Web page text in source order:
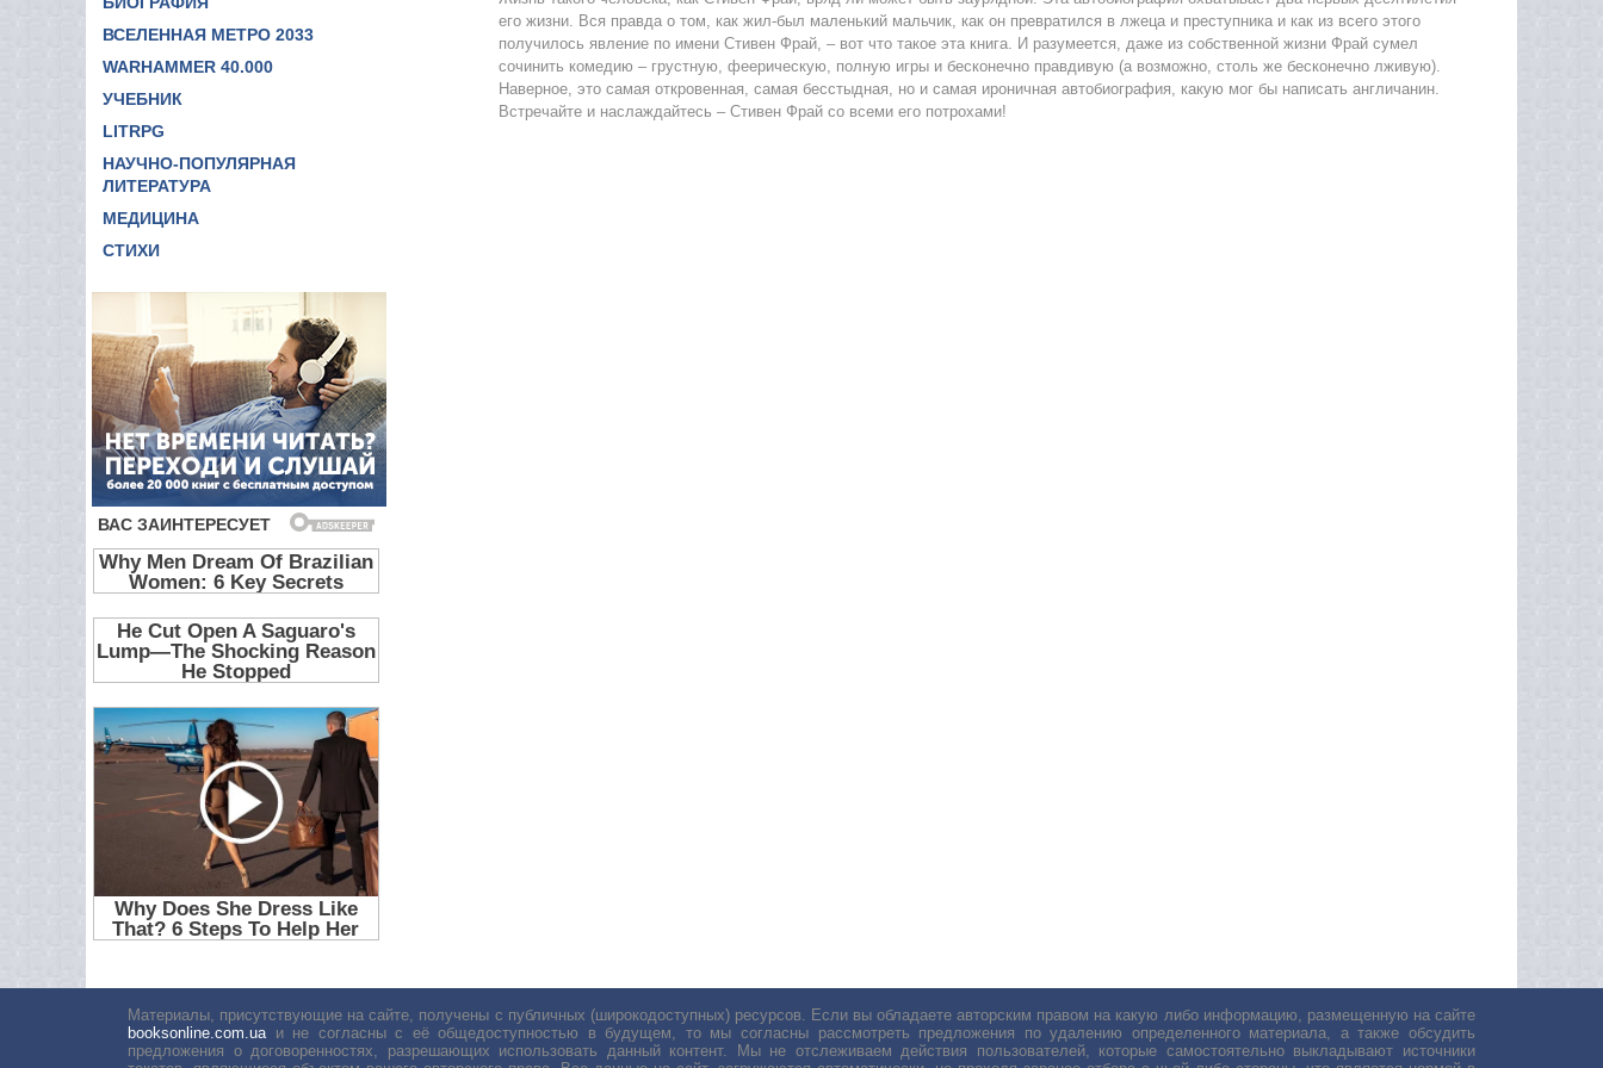
ВСЕЛЕННАЯ МЕТРО 2033
WARHAMMER 40.000
УЧЕБНИК
LITRPG
НАУЧНО-ПОПУЛЯРНАЯ
ЛИТЕРАТУРА
МЕДИЦИНА
СТИХИ
его жизни. Вся правда о том, как жил-был маленький мальчик, как он превратился в лжеца и преступника и как из всего этого
получилось явление по имени Стивен Фрай, – вот что такое эта книга. И разумеется, даже из собственной жизни Фрай сумел
сочинить комедию – грустную, феерическую, полную игры и бесконечно правдивую (а возможно, столь же бесконечно лживую).
Наверное, это самая откровенная, самая бесстыдная, но и самая ироничная автобиография, какую мог бы написать англичанин.
Встречайте и наслаждайтесь – Стивен Фрай со всеми его потрохами!
Материалы, присутствующие на сайте, получены с публичных (широкодоступных) ресурсов. Если вы обладаете авторским правом на какую либо информацию, размещенную на сайте
booksonline.com.uaи не согласны с её общедоступностью в будущем, то мы согласны рассмотреть предложения по удалению определенного материала, а также обсудить
предложения о договоренностях, разрешающих использовать данный контент. Мы не отслеживаем действия пользователей, которые самостоятельно выкладывают источники